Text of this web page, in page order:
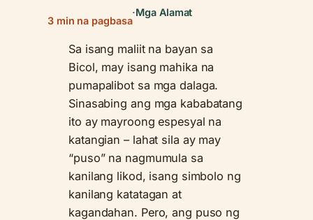
3 min na pagbasa
·Mga Alamat
Sa isang maliit na bayan sa
Bicol, may isang mahika na
pumapalibot sa mga dalaga.
Sinasabing ang mga kababatang
ito ay mayroong espesyal na
katangian – lahat sila ay may
“puso” na nagmumula sa
kanilang likod, isang simbolo ng
kanilang katatagan at
kagandahan. Pero, ang puso ng